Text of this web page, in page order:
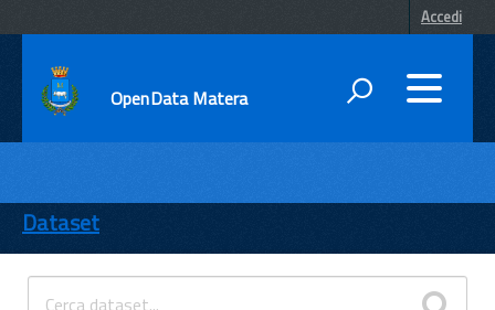
Accedi
OpenData Matera
ENTI
TEMI
INFORMAZIONI
Dataset